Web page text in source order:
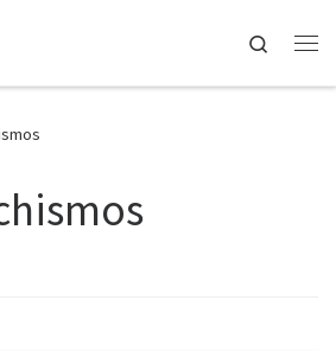
Search